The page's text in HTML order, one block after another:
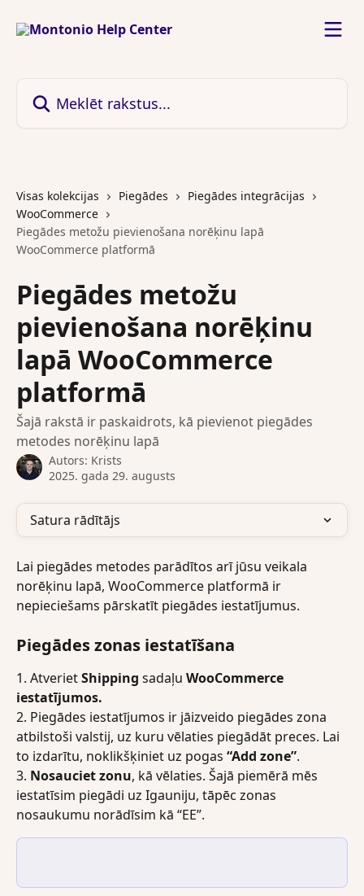
Visas kolekcijas Piegādes
Piegādes integrācijas
WooCommerce
Piegādes metožu pievienošana norēķinu lapā
WooCommerce platformā
Piegādes metožu
pievienošana norēķinu
lapā WooCommerce
platformā
Šajā rakstā ir paskaidrots, kā pievienot piegādes
metodes norēķinu lapā
Autors: Krists
2025. gada 29. augusts
Satura rādītājs
Lai piegādes metodes parādītos arī jūsu veikala
norēķinu lapā, WooCommerce platformā ir
nepieciešams pārskatīt piegādes iestatījumus.
Piegādes zonas iestatīšana
1. Atveriet Shipping sadaļu WooCommerce
iestatījumos.
2. Piegādes iestatījumos ir jāizveido piegādes zona
atbilstoši valstij, uz kuru vēlaties piegādāt preces. Lai
to izdarītu, noklikšķiniet uz pogas “Add zone”.
3. Nosauciet zonu, kā vēlaties. Šajā piemērā mēs
iestatīsim piegādi uz Igauniju, tāpēc zonas
nosaukumu norādīsim kā “EE”.